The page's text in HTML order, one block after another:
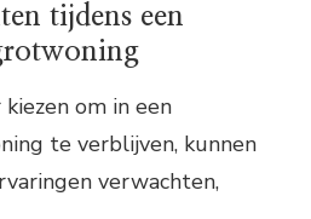
tijdens een
om in een
te verblijven, kunnen
verwachten,